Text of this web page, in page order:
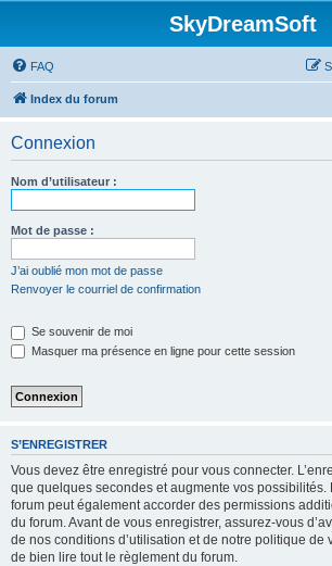
SkyDreamSoft
FAQ
Index du forum
Connexion
Nom d’utilisateur :
Mot de passe :
J’ai oublié mon mot de passe
Renvoyer le courriel de confirmation
Se souvenir de moi
Masquer ma présence en ligne pour cette session
S’ENREGISTRER
Vous devez être enregistré pour vous connecter.
que quelques secondes et augmente vos possibilités.
forum peut également accorder des permissions
du forum. Avant de vous enregistrer, assurez-vous
de nos conditions d’utilisation et de notre politique de
de bien lire tout le règlement du forum.